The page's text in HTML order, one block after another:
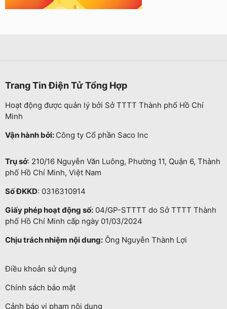
Trang Tin Điện Tử Tổng Hợp
Hoạt động được quản lý bởi Sở TTTT Thành phố Hồ Chí
Minh
Vận hành bởi: Công ty Cổ phần Saco Inc
Trụ sở: 210/16 Nguyễn Văn Luông, Phường 11, Quận 6, Thành
phố Hồ Chí Minh, Việt Nam
Số ĐKKD: 0316310914
Giấy phép hoạt động số: 04/GP-STTTT do Sở TTTT Thành
phố Hồ Chí Minh cấp ngày 01/03/2024
Chịu trách nhiệm nội dung: Ông Nguyễn Thành Lợi
Điều khoản sử dụng
Chính sách bảo mật
Cảnh báo vi phạm nội dung